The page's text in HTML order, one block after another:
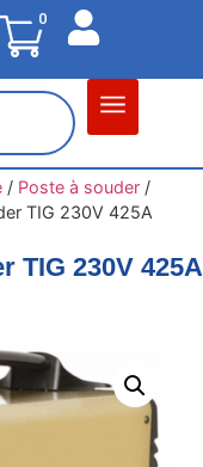
0
/ Poste à souder/
TIG 230V 425A
TIG 230V